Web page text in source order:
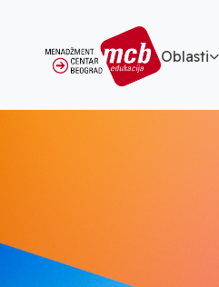
Oblasti